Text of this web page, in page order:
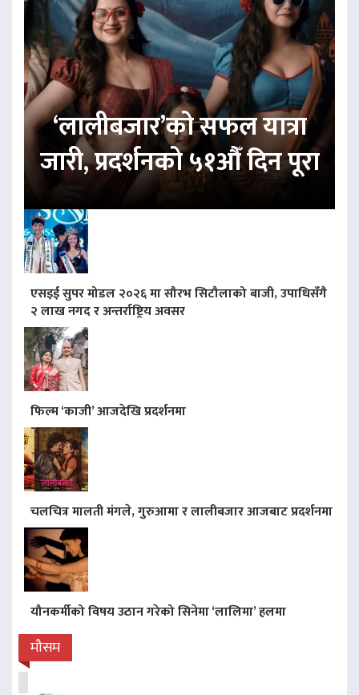
‘लालीबजार’को सफल यात्रा
जारी, प्रदर्शनको ५१औँ दिन पूरा
एसइई सुपर मोडल २०२६ मा सौरभ सिटौलाको बाजी, उपाधिसँगै
२ लाख नगद र अन्तर्राष्ट्रिय अवसर
फिल्म ‘काजी’ आजदेखि प्रदर्शनमा
चलचित्र मालती मंगले, गुरुआमा र लालीबजार आजबाट प्रदर्शनमा
यौनकर्मीको विषय उठान गरेको सिनेमा ‘लालिमा’ हलमा
मौसम